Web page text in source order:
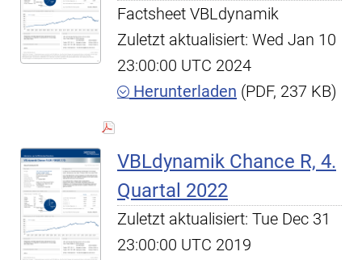
Factsheet VBLdynamik
Zuletzt aktualisiert: Wed Jan 10
23:00:00 UTC 2024
Herunterladen (PDF, 237 KB)
VBLdynamik Chance R, 4.
Quartal 2022
Zuletzt aktualisiert: Tue Dec 31
23:00:00 UTC 2019